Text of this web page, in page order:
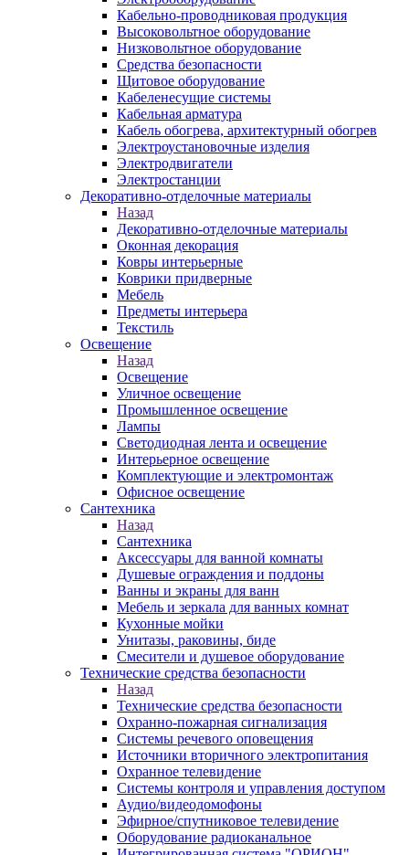
Кабельно-проводниковая продукция
Высоковольтное оборудование
Низковольтное оборудование
Средства безопасности
Щитовое оборудование
Кабеленесущие системы
Кабельная арматура
Кабель обогрева, архитектурный обогрев
Электроустановочные изделия
Электродвигатели
Электростанции
Декоративно-отделочные материалы
Назад
Декоративно-отделочные материалы
Оконная декорация
Ковры интерьерные
Коврики придверные
Мебель
Предметы интерьера
Текстиль
Освещение
Назад
Освещение
Уличное освещение
Промышленное освещение
Лампы
Светодиодная лента и освещение
Интерьерное освещение
Комплектующие и электромонтаж
Офисное освещение
Сантехника
Назад
Сантехника
Аксессуары для ванной комнаты
Душевые ограждения и поддоны
Ванны и экраны для ванн
Мебель и зеркала для ванных комнат
Кухонные мойки
Унитазы, раковины, биде
Смесители и душевое оборудование
Технические средства безопасности
Назад
Технические средства безопасности
Охранно-пожарная сигнализация
Системы речевого оповещения
Источники вторичного электропитания
Охранное телевидение
Системы контроля и управления доступом
Аудио/видеодомофоны
Эфирное/спутниковое телевидение
Оборудование радиоканальное